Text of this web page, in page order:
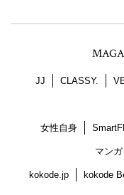
JJ CLASSY.
女性自身
マン
kokode.jp kokode